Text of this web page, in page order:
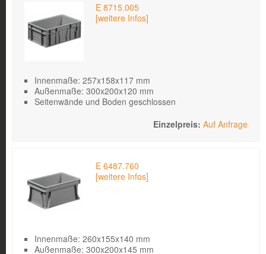
E 8715.005
[weitere Infos]
Innenmaße: 257x158x117 mm
Außenmaße: 300x200x120 mm
Seitenwände und Boden geschlossen
Auf Anfrage
E 6487.760
[weitere Infos]
Innenmaße: 260x155x140 mm
Außenmaße: 300x200x145 mm